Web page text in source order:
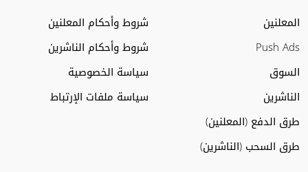
المعلنين
Push Ads
السوق
الناشرين
طرق الدفع (المعلنين)
طرق السحب (الناشرين)
شروط وأحكام المعلنين
شروط وأحكام الناشرين
سياسة الخصوصية
سياسة ملفات الإرتباط